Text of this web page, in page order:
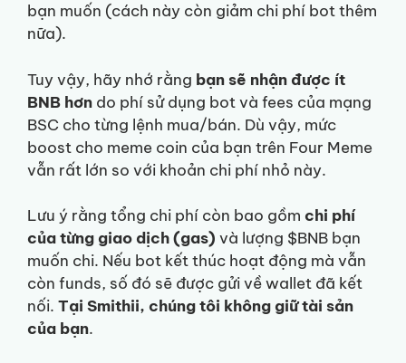
bạn muốn (cách này còn giảm chi phí bot thêm
nữa).
Tuy vậy, hãy nhớ rằng bạn sẽ nhận được ít
BNB hơn do phí sử dụng bot và fees của mạng
BSC cho từng lệnh mua/bán. Dù vậy, mức
boost cho meme coin của bạn trên Four Meme
vẫn rất lớn so với khoản chi phí nhỏ này.
Lưu ý rằng tổng chi phí còn bao gồm chi phí
của từng giao dịch (gas) và lượng $BNB bạn
muốn chi. Nếu bot kết thúc hoạt động mà vẫn
còn funds, số đó sẽ được gửi về wallet đã kết
nối. Tại Smithii, chúng tôi không giữ tài sản
của bạn.